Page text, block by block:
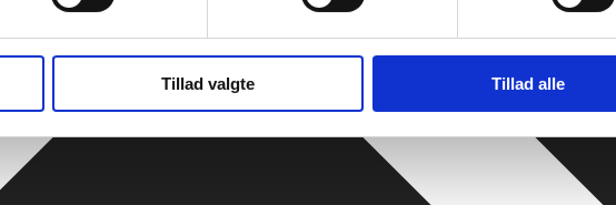
Tillad valgte Tillad alle